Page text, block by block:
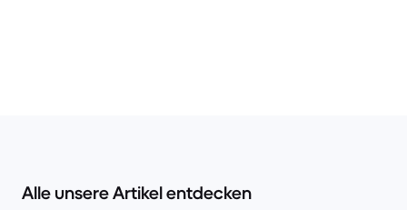
Alle unsere Artikel entdecken